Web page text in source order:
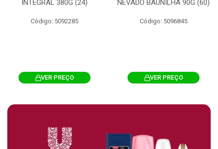
INTEGRAL 380G (24)
Código: 5092285
VER PREÇO
NEVADO BAUNILHA 90G (60)
Código: 5096845
VER PREÇO